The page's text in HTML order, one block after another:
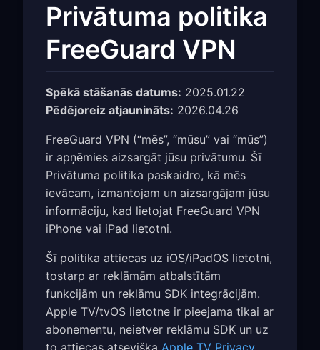
Privātuma politika
FreeGuard VPN
Spēkā stāšanās datums: 2025.01.22
Pēdējoreiz atjaunināts: 2026.04.26
FreeGuard VPN (“mēs”, “mūsu” vai “mūs”)
ir apņēmies aizsargāt jūsu privātumu. Šī
Privātuma politika paskaidro, kā mēs
ievācam, izmantojam un aizsargājam jūsu
informāciju, kad lietojat FreeGuard VPN
iPhone vai iPad lietotni.
Šī politika attiecas uz iOS/iPadOS lietotni,
tostarp ar reklāmām atbalstītām
funkcijām un reklāmu SDK integrācijām.
Apple TV/tvOS lietotne ir pieejama tikai ar
abonementu, neietver reklāmu SDK un uz
to attiecas atsevišķa Apple TV Privacy